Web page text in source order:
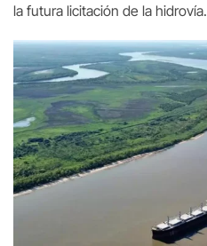
la futura licitación de la hidrovía.